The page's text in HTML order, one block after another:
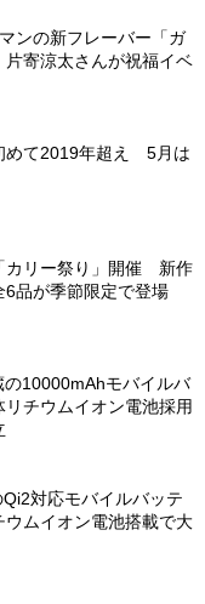
ンの新フレーバー「ガ
寄涼太さんが祝福イベ
めて2019年超え 5月は
カリー祭り」開催 新作
6品が季節限定で登場
10000mAhモバイルバ
チウムイオン電池採用
対応モバイルバッテ
ムイオン電池搭載で大